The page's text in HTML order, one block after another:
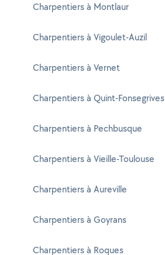
Charpentiers à Montlaur
Charpentiers à Vigoulet-Auzil
Charpentiers à Vernet
Charpentiers à Quint-Fonsegrives
Charpentiers à Pechbusque
Charpentiers à Vieille-Toulouse
Charpentiers à Aureville
Charpentiers à Goyrans
Charpentiers à Roques